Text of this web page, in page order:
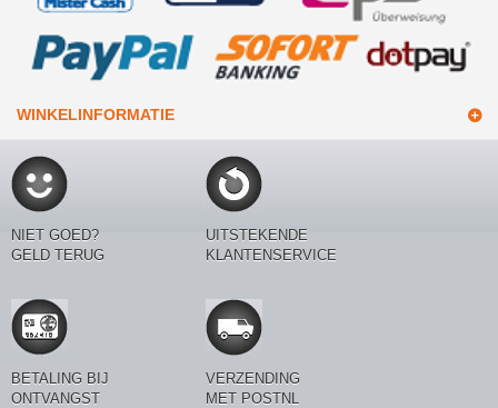
WINKELINFORMATIE
NIET GOED?
GELD TERUG
UITSTEKENDE
KLANTENSERVICE
BETALING BIJ
ONTVANGST
VERZENDING
MET POSTNL